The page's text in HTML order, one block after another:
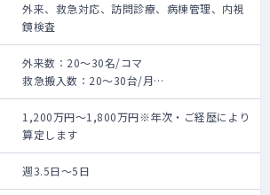
外来、救急対応、訪問診療、病棟管理、内視
鏡検査
外来数：20～30名/コマ
救急搬入数：20～30台/月
主治医制度：病棟10人～20名程度
外来午前診2コマ、夜診1コマ ※救急対応も
兼務
訪問診療：10件程度/日（免除は相談可能）
外来数：20～30名/コマ
救急搬入数：20～30台/月
1,200万円～1,800万円※年次・ご経歴により
算定します
週3.5日～5日